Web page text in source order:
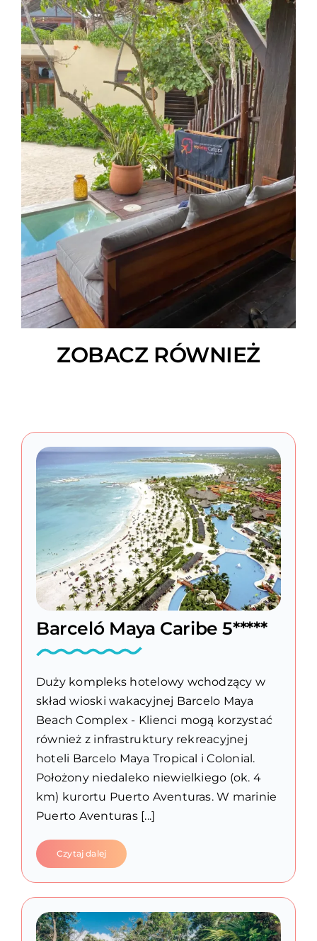
ZOBACZ RÓWNIEŻ
Barceló Maya Caribe 5*****
Duży kompleks hotelowy wchodzący w
skład wioski wakacyjnej Barcelo Maya
Beach Complex - Klienci mogą korzystać
również z infrastruktury rekreacyjnej
hoteli Barcelo Maya Tropical i Colonial.
Położony niedaleko niewielkiego (ok. 4
km) kurortu Puerto Aventuras. W marinie
Puerto Aventuras [...]
Czytaj dalej